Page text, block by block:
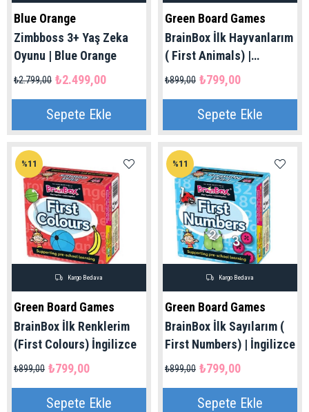
Blue Orange
Zimbboss 3+ Yaş Zeka
Oyunu | Blue Orange
₺2.499,00
₺2.799,00
Sepete Ekle
Green Board Games
BrainBox İlk Hayvanlarım
( First Animals) |
İngilizce₺799,00
₺899,00
Sepete Ekle
Green Board Games
BrainBox İlk Renklerim
(First Colours) İngilizce
₺799,00
₺899,00
Sepete Ekle
%11
Kargo Bedava
Green Board Games
BrainBox İlk Sayılarım (
First Numbers) | İngilizce
₺799,00
₺899,00
Sepete Ekle
%11
Kargo Bedava